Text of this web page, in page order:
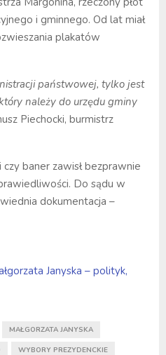
i gminnego. Od lat miał
plakatów
państwowej, tylko jest
należy do urzędu gminy
Piechocki, burmistrz
baner zawisł bezprawnie
Do sądu w
dokumentacja –
Janyska – polityk,
MAŁGORZATA JANYSKA
WYBORY PREZYDENCKIE